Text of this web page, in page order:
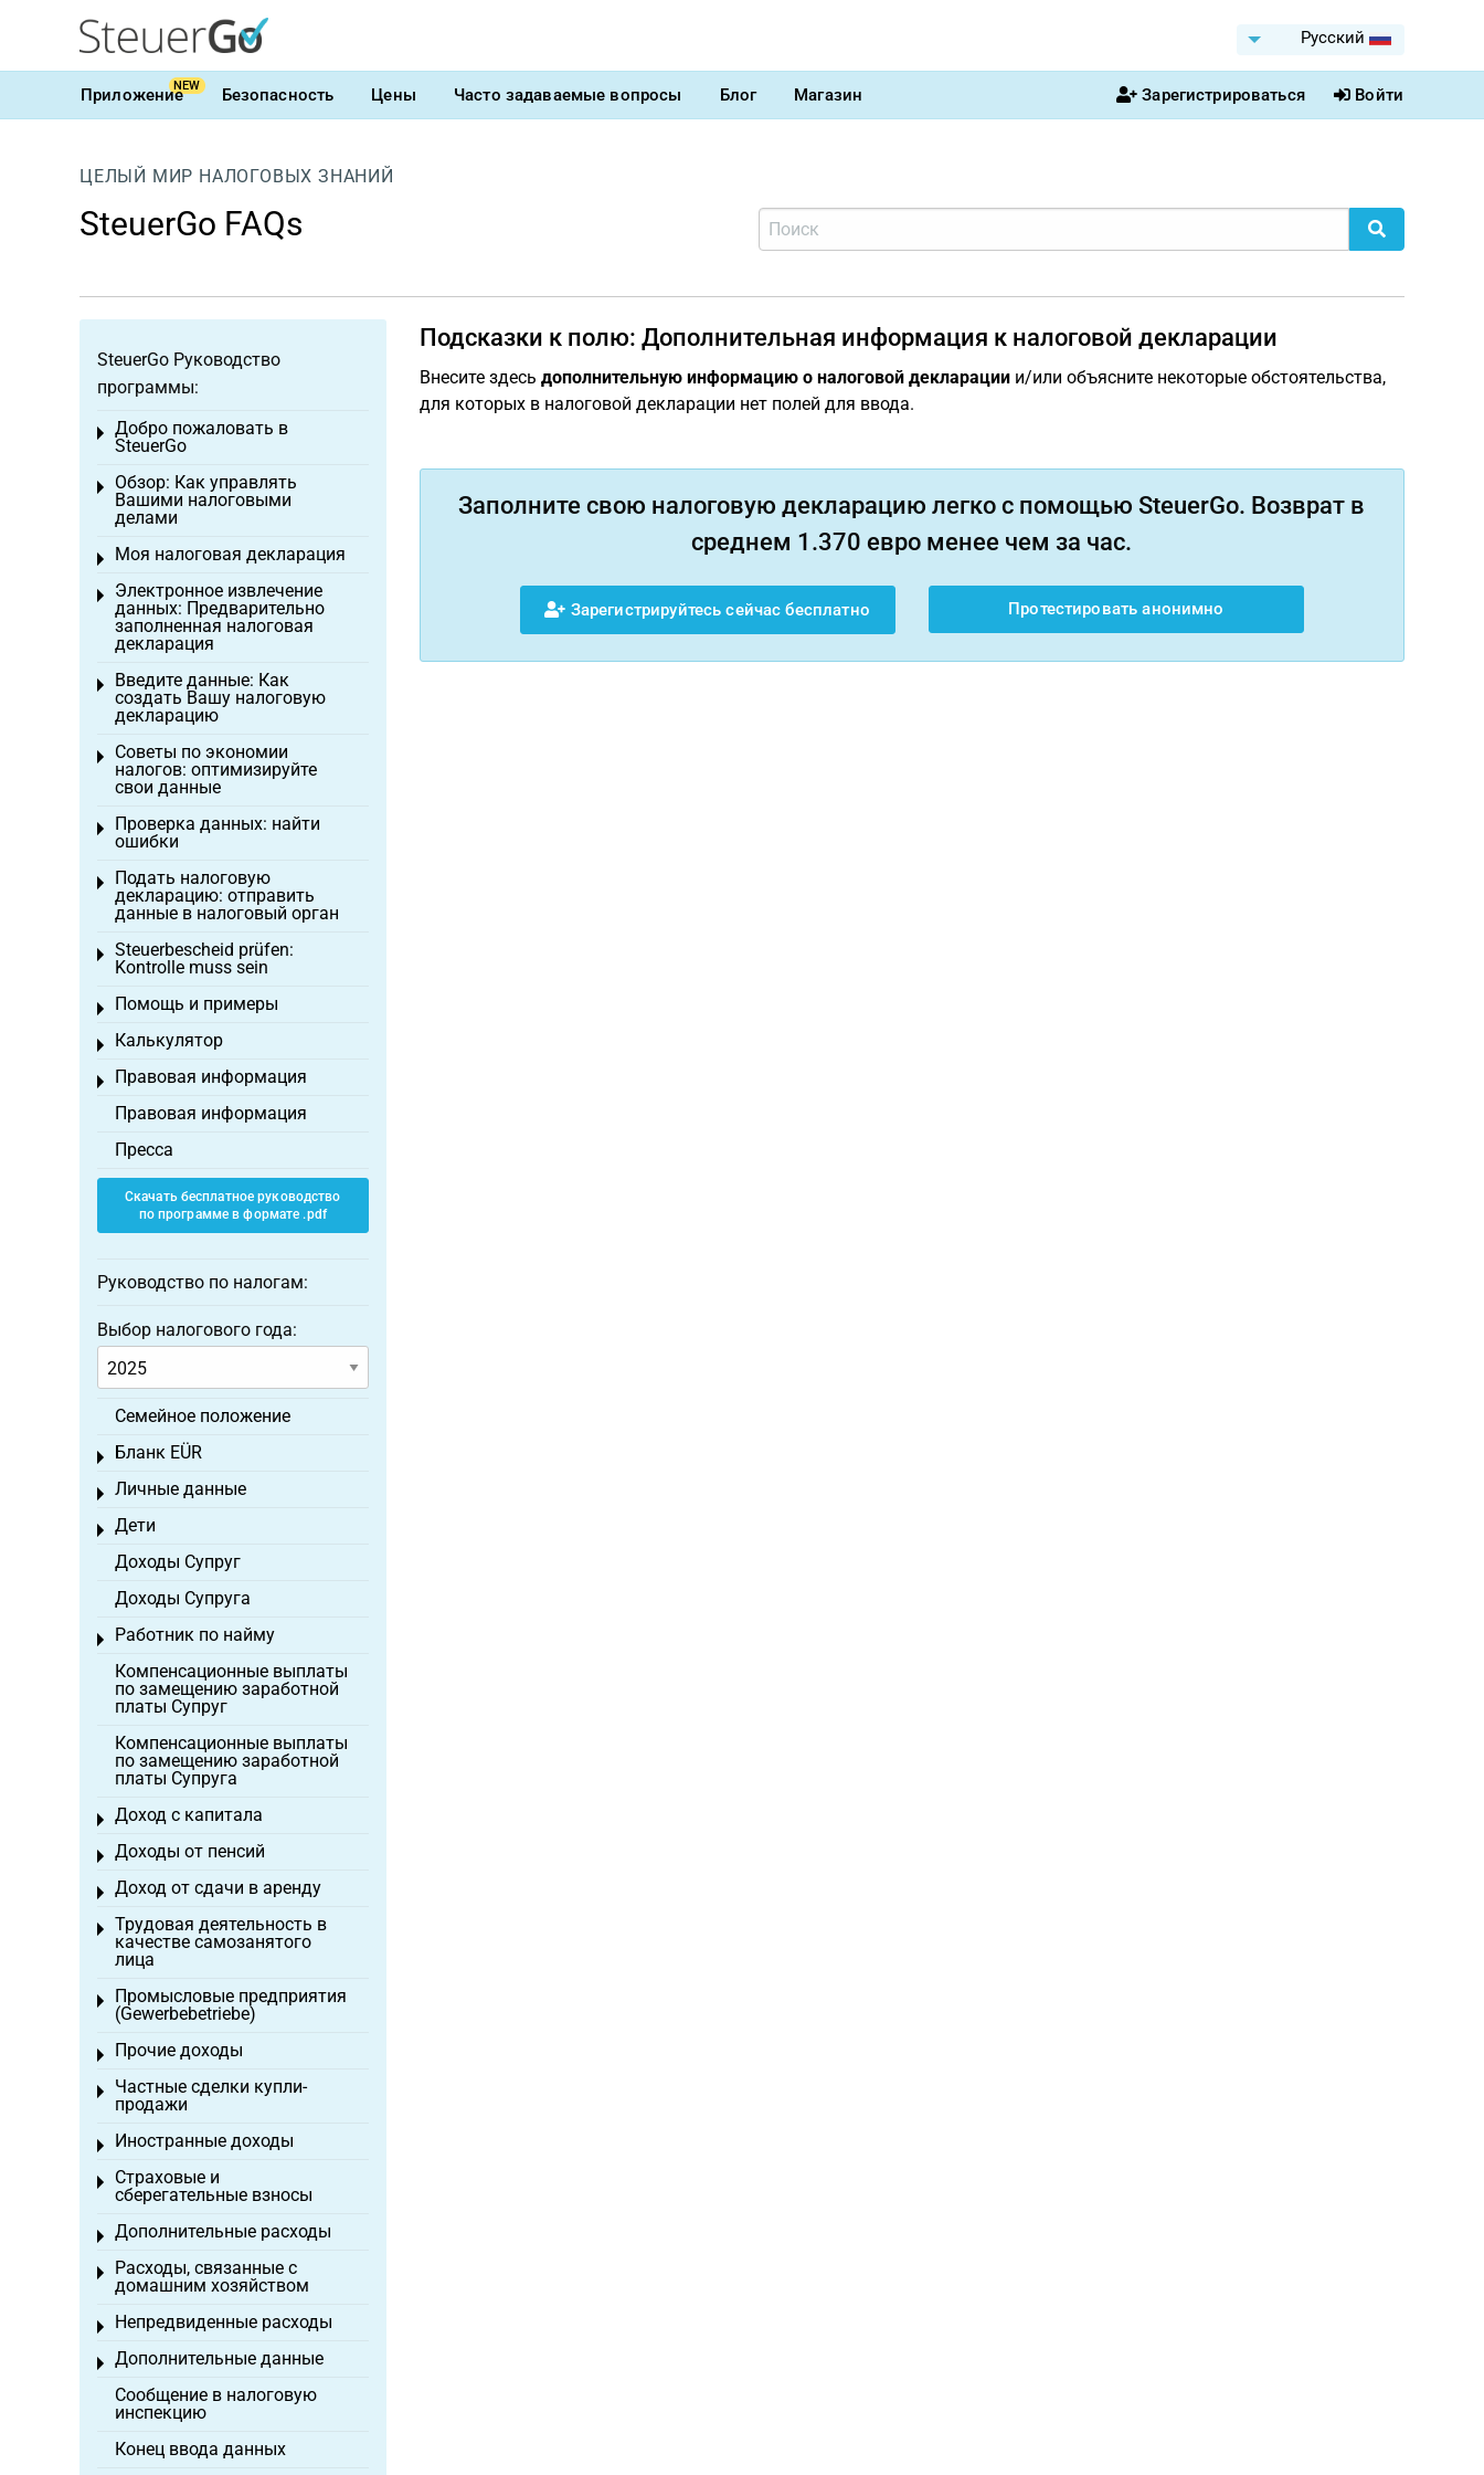
Pусский
ПриложениеNEW Безопасность Цены Часто задаваемые вопросы Блог Магазин Зарегистрироваться Войти
ЦЕЛЫЙ МИР НАЛОГОВЫХ ЗНАНИЙ
SteuerGo FAQs
Подсказки к полю: Дополнительная информация к налоговой декларации
Внесите здесь дополнительную информацию о налоговой декларациии/или объясните некоторые обстоятельства,
для которых в налоговой декларации нет полей для ввода.
Заполните свою налоговую декларацию легко с помощью SteuerGo. Возврат в
среднем 1.370 евро менее чем за час.
Зарегистрируйтесь сейчас бесплатно Протестировать анонимно
SteuerGo Руководство
программы:
Добро пожаловать в
SteuerGo
Toggle menu
Обзор: Как управлять
Вашими налоговыми
делами
Toggle menu
Моя налоговая декларация
Toggle menu
Электронное извлечение
данных: Предварительно
заполненная налоговая
декларация
Toggle menu
Введите данные: Как
создать Вашу налоговую
декларацию
Toggle menu
Советы по экономии
налогов: оптимизируйте
свои данные
Toggle menu
Проверка данных: найти
ошибки
Toggle menu
Подать налоговую
декларацию: отправить
данные в налоговый орган
Toggle menu
Steuerbescheid prüfen:
Kontrolle muss sein
Toggle menu
Помощь и примеры
Toggle menu
Калькулятор
Toggle menu
Правовая информация
Toggle menu
Правовая информация
Пресса
Скачать бесплатное руководство
по программе в формате .pdf
Руководство по налогам:
Выбор налогового года:
Семейное положение
Бланк EÜR
Toggle menu
Личные данные
Toggle menu
Дети
Toggle menu
Доходы Супруг
Доходы Супруга
Работник по найму
Toggle menu
Компенсационные выплаты
по замещению заработной
платы Супруг
Компенсационные выплаты
по замещению заработной
платы Супруга
Доход с капитала
Toggle menu
Доходы от пенсий
Toggle menu
Доход от сдачи в аренду
Toggle menu
Трудовая деятельность в
качестве самозанятого
лица
Toggle menu
Промысловые предприятия
(Gewerbebetriebe)
Toggle menu
Прочие доходы
Toggle menu
Частные сделки купли-
продажи
Toggle menu
Иностранные доходы
Toggle menu
Страховые и
сберегательные взносы
Toggle menu
Дополнительные расходы
Toggle menu
Расходы, связанные с
домашним хозяйством
Toggle menu
Непредвиденные расходы
Toggle menu
Дополнительные данные
Toggle menu
Сообщение в налоговую
инспекцию
Конец ввода данных